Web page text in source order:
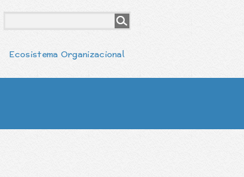
Ecosistema Organizacional